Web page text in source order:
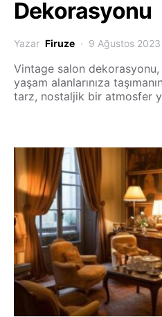
Dekorasyonu
Yazar Firuze 9 Ağustos 2023
Vintage salon
yaşam alanlarınıza
tarz, nostaljik bir atmosfer